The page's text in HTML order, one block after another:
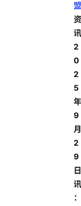
盟
资
讯
2
0
2
5
年
9
月
2
9
日
讯
：